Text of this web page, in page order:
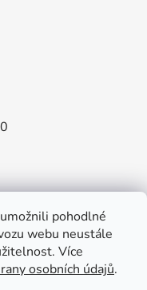
pohodlné
webu neustále
Více
osobních údajů.